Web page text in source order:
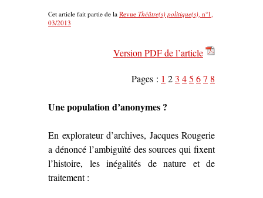
Cet article fait partie de la Revue Théâtre(s) politique(s) , n°1,
03/2013
Version PDF de l’article
Pages : 1 23 45 67 8
Une population d’anonymes ?
En explorateur d’archives, Jacques Rougerie
a dénoncé l’ambiguïté des sources qui fixent
l’histoire, les inégalités de nature et de
traitement :